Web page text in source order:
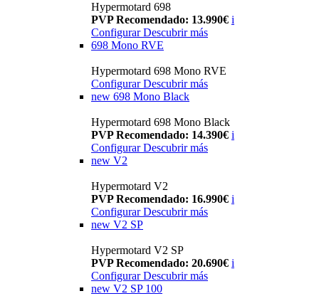
Hypermotard 698
PVP Recomendado: 13.990€ i
ConfigurarDescubrir más
698 Mono RVE
Hypermotard 698 Mono RVE
Configurar Descubrir más
new 698 Mono Black
Hypermotard 698 Mono Black
PVP Recomendado: 14.390€ i
Configurar Descubrir más
new V2
Hypermotard V2
PVP Recomendado: 16.990€ i
Configurar Descubrir más
new V2 SP
Hypermotard V2 SP
PVP Recomendado: 20.690€ i
Configurar Descubrir más
new V2 SP 100